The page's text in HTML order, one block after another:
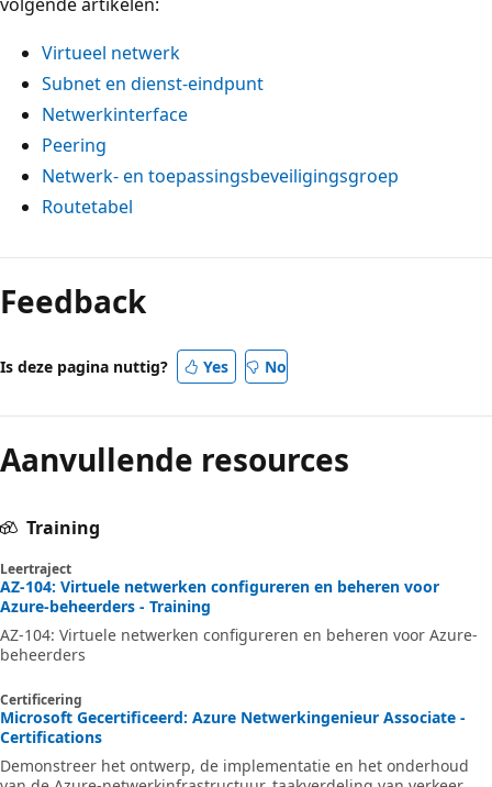
Virtueel netwerk
Subnet en dienst-eindpunt
Netwerkinterface
Peering
Netwerk- en toepassingsbeveiligingsgroep
Routetabel
Feedback
Is deze pagina nuttig? Yes No
Aanvullende resources
Training
Leertraject
AZ-104: Virtuele netwerken configureren en beheren voor
Azure-beheerders - Training
AZ-104: Virtuele netwerken configureren en beheren voor Azure-
beheerders
Certificering
Microsoft Gecertificeerd: Azure Netwerkingenieur Associate -
Certifications
Demonstreer het ontwerp, de implementatie en het onderhoud